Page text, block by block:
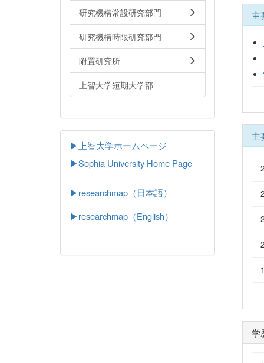
主
主
学
研究機構常設研究部門
研究機構時限研究部門
附置研究所
上智大学短期大学部
▶上智大学ホームページ
▶Sophia University Home Page
▶researchmap（日本語）
▶researchmap（English）